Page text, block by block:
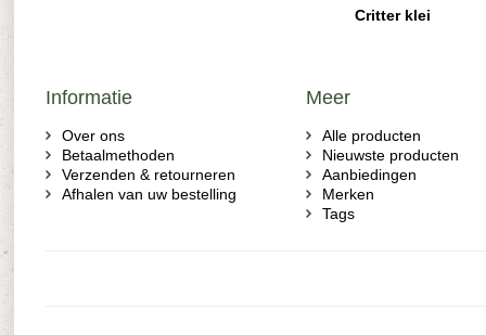
Critter klei
Informatie
Over ons
Betaalmethoden
Verzenden & retourneren
Afhalen van uw bestelling
Meer
Alle producten
Nieuwste producten
Aanbiedingen
Merken
Tags